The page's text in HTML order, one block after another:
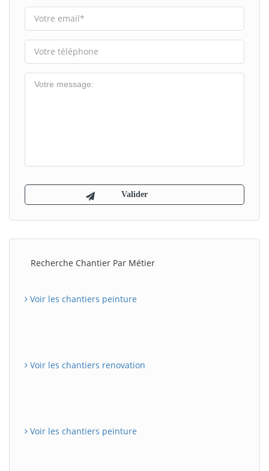
Recherche Chantier Par Métier
Voir les chantiers peinture
Voir les chantiers renovation
Voir les chantiers peinture